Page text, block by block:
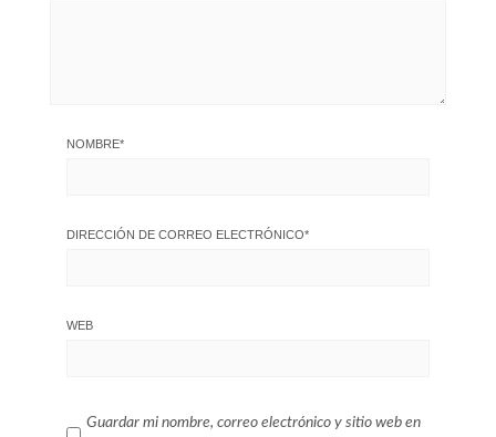
NOMBRE*
DIRECCIÓN DE CORREO ELECTRÓNICO*
WEB
Guardar mi nombre, correo electrónico y sitio web en